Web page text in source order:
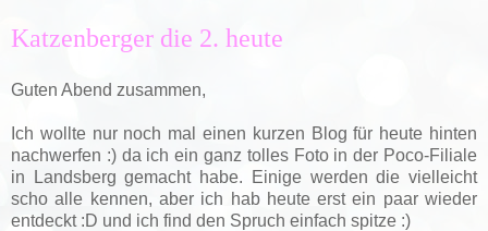
Katzenberger die 2. heute
Guten Abend zusammen,
Ich wollte nur noch mal einen kurzen Blog für heute hinten
nachwerfen :) da ich ein ganz tolles Foto in der Poco-Filiale
in Landsberg gemacht habe. Einige werden die vielleicht
scho alle kennen, aber ich hab heute erst ein paar wieder
entdeckt :D und ich find den Spruch einfach spitze :)